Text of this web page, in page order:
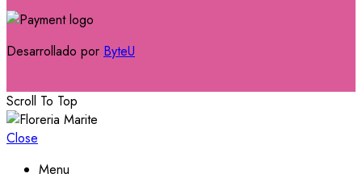
Desarrollado por ByteU
Scroll To Top
Close
Menu